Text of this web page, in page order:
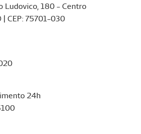
Ludovico, 180 - Centro
| CEP: 75701-030
24h